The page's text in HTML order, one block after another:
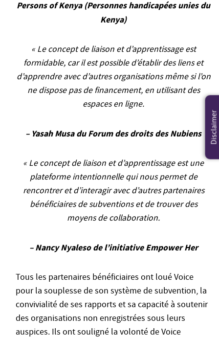
Persons of Kenya (Personnes handicapées unies du
Kenya)
« Le concept de liaison et d’apprentissage est
formidable, car il est possible d’établir des liens et
d’apprendre avec d’autres organisations même si l’on
ne dispose pas de financement, en utilisant des
espaces en ligne.
– Yasah Musa du Forum des droits des Nubiens
« Le concept de liaison et d’apprentissage est une
plateforme intentionnelle qui nous permet de
rencontrer et d’interagir avec d’autres partenaires
bénéficiaires de subventions et de trouver des
moyens de collaboration.
– Nancy Nyaleso de l’initiative Empower Her
Tous les partenaires bénéficiaires ont loué Voice
pour la souplesse de son système de subvention, la
convivialité de ses rapports et sa capacité à soutenir
des organisations non enregistrées sous leurs
auspices. Ils ont souligné la volonté de Voice
Disclaimer